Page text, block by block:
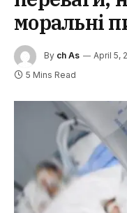
моральні
By ch As April 5,
5 Mins Read